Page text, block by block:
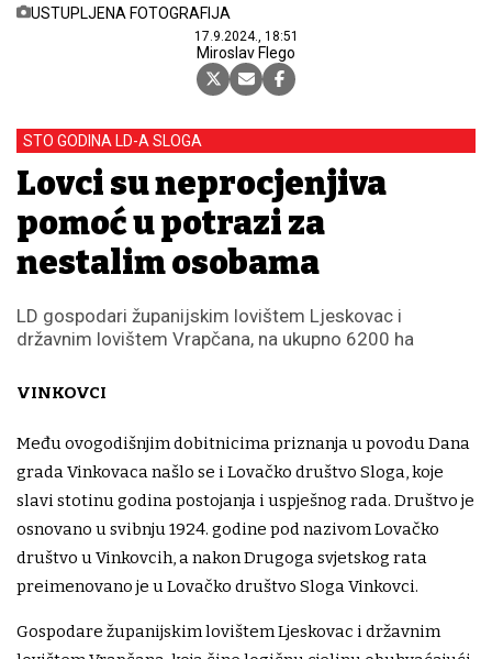
USTUPLJENA FOTOGRAFIJA
17.9.2024., 18:51
Miroslav Flego
STO GODINA LD-A SLOGA
Lovci su neprocjenjiva
pomoć u potrazi za
nestalim osobama
LD gospodari županijskim lovištem Ljeskovac i
državnim lovištem Vrapčana, na ukupno 6200 ha
VINKOVCI
Među ovogodišnjim dobitnicima priznanja u povodu Dana
grada Vinkovaca našlo se i Lovačko društvo Sloga, koje
slavi stotinu godina postojanja i uspješnog rada. Društvo je
osnovano u svibnju 1924. godine pod nazivom Lovačko
društvo u Vinkovcih, a nakon Drugoga svjetskog rata
preimenovano je u Lovačko društvo Sloga Vinkovci.
Gospodare županijskim lovištem Ljeskovac i državnim